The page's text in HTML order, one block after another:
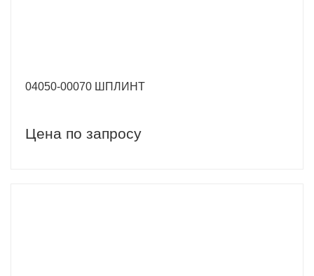
04050-00070 ШПЛИНТ
Цена по запросу